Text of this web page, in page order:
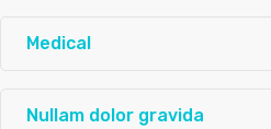
Medical
Nullam dolor gravida